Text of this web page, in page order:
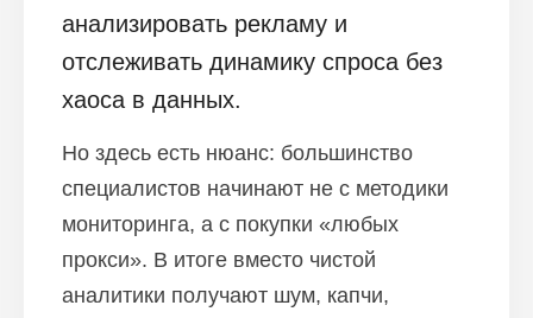
анализировать рекламу и
отслеживать динамику спроса без
хаоса в данных.
Но здесь есть нюанс: большинство
специалистов начинают не с методики
мониторинга, а с покупки «любых
прокси». В итоге вместо чистой
аналитики получают шум, капчи,